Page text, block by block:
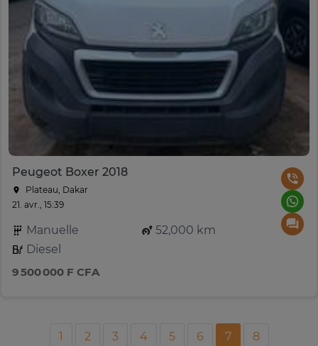
Peugeot Boxer 2018
Plateau, Dakar
21. avr., 15:39
Manuelle
52,000 km
Diesel
9 500 000 F CFA
1 2 3 4 5 6 7 8